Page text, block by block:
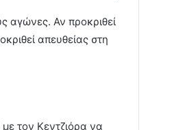
αγώνες. Αν προκριθεί
απευθείας στη
τον Κεντζιόρα να